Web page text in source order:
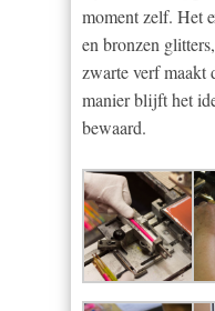
moment zelf. Het
en bronzen
zwarte verf maakt
manier blijft het
bewaard.